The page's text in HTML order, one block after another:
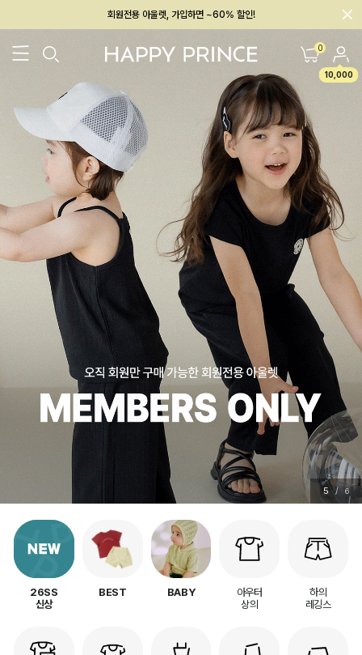
회원전용 아울렛, 가입하면 ~60% 할인!
멤버십 최대 28,000원 혜택 0
10,000
26SS 신상 BEST BABY[6~12M] 아우터/상의 하의/레깅스
5 / 6
26SS
신상
BEST BABY
아우터
상의
하의
레깅스